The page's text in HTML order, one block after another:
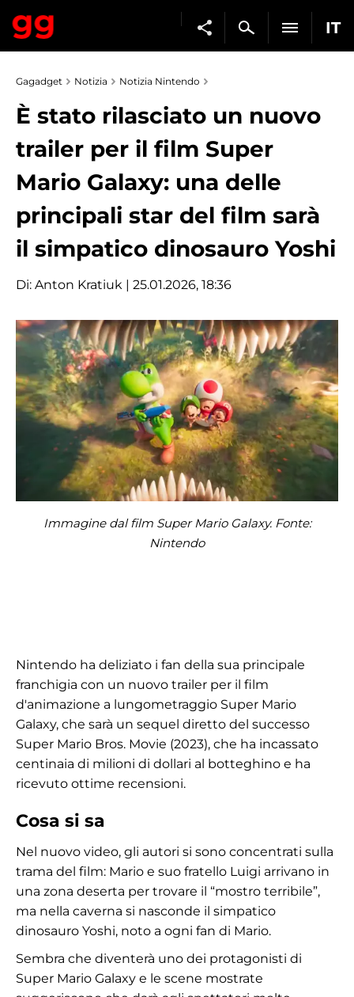
IT
Gagadget Notizia Notizia Nintendo
È stato rilasciato un nuovo
trailer per il film Super
Mario Galaxy: una delle
principali star del film sarà
il simpatico dinosauro Yoshi
Di: Anton Kratiuk | 25.01.2026, 18:36
Immagine dal film Super Mario Galaxy. Fonte:
Nintendo
Nintendo ha deliziato i fan della sua principale
franchigia con un nuovo trailer per il film
d'animazione a lungometraggio Super Mario
Galaxy, che sarà un sequel diretto del successo
Super Mario Bros. Movie (2023), che ha incassato
centinaia di milioni di dollari al botteghino e ha
ricevuto ottime recensioni.
Cosa si sa
Nel nuovo video, gli autori si sono concentrati sulla
trama del film: Mario e suo fratello Luigi arrivano in
una zona deserta per trovare il “mostro terribile”,
ma nella caverna si nasconde il simpatico
dinosauro Yoshi, noto a ogni fan di Mario.
Sembra che diventerà uno dei protagonisti di
Super Mario Galaxy e le scene mostrate